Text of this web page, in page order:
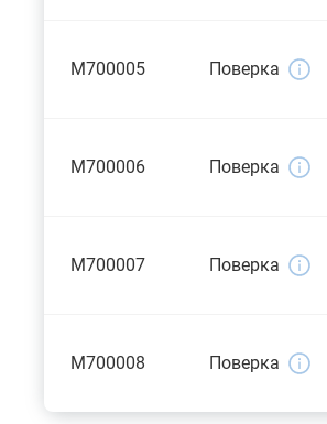
M700005 Поверка
M700006 Поверка
M700007 Поверка
M700008 Поверка